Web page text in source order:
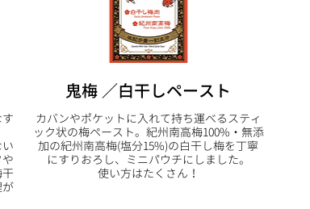
が
鬼梅 ／白干しペースト
カバンやポケットに入れて持ち運べるスティ
ック状の梅ペースト。紀州南高梅100%・無添
加の紀州南高梅(塩分15%)の白干し梅を丁寧
にすりおろし、ミニパウチにしました。
使い方はたくさん！